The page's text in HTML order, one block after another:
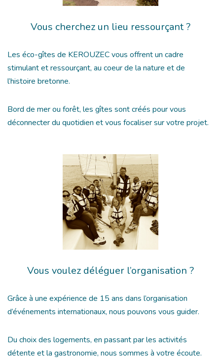
Vous cherchez un lieu ressourçant ?
Les éco-gîtes de KEROUZEC vous offrent un cadre
stimulant et ressourçant, au coeur de la nature et de
l’histoire bretonne.
Bord de mer ou forêt, les gîtes sont créés pour vous
déconnecter du quotidien et vous focaliser sur votre projet.
Vous voulez déléguer l’organisation ?
Grâce à une expérience de 15 ans dans l’organisation
d’événements internationaux, nous pouvons vous guider.
Du choix des logements, en passant par les activités
détente et la gastronomie, nous sommes à votre écoute.